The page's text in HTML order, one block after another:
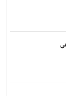
و توفیقات را
بر نقش رسانه‌ها